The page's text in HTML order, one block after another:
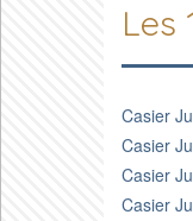
Les
Casier
Casier
Casier
Casier